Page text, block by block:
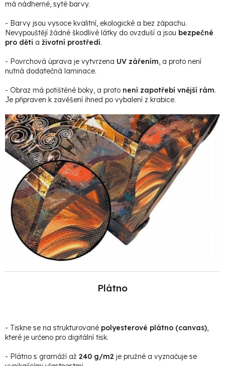
má nádherné, syté barvy.
- Barvy jsou vysoce kvalitní, ekologické a bez zápachu.
Nevypouštějí žádné škodlivé látky do ovzduší a jsou bezpečné
pro děti a životní prostředí.
- Povrchová úprava je vytvrzena UV zářením, a proto není
nutná dodatečná laminace.
- Obraz má potištěné boky, a proto není zapotřebí vnější rám.
Je připraven k zavěšení ihned po vybalení z krabice.
Plátno
- Tiskne se na strukturované polyesterové plátno (canvas),
které je určeno pro digitální tisk.
- Plátno s gramáží až 240 g/m2 je pružné a vyznačuje se